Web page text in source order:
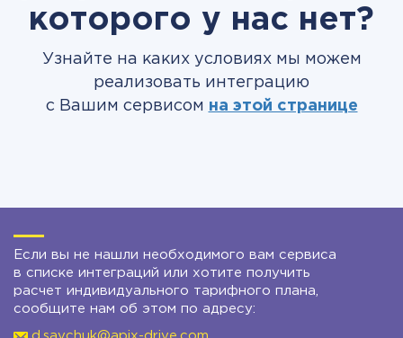
которого у нас нет?
Узнайте на каких условиях мы можем
реализовать интеграцию
с Вашим сервисом на этой странице
Если вы не нашли необходимого вам сервиса
в списке интеграций или хотите получить
расчет индивидуального тарифного плана,
сообщите нам об этом по адресу: